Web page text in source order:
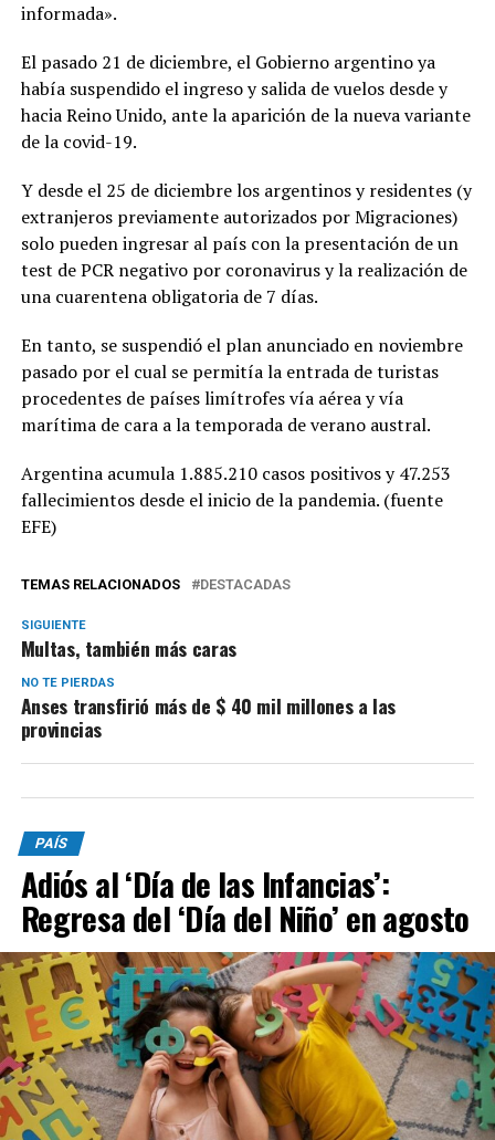
informada».
El pasado 21 de diciembre, el Gobierno argentino ya
había suspendido el ingreso y salida de vuelos desde y
hacia Reino Unido, ante la aparición de la nueva variante
de la covid-19.
Y desde el 25 de diciembre los argentinos y residentes (y
extranjeros previamente autorizados por Migraciones)
solo pueden ingresar al país con la presentación de un
test de PCR negativo por coronavirus y la realización de
una cuarentena obligatoria de 7 días.
En tanto, se suspendió el plan anunciado en noviembre
pasado por el cual se permitía la entrada de turistas
procedentes de países limítrofes vía aérea y vía
marítima de cara a la temporada de verano austral.
Argentina acumula 1.885.210 casos positivos y 47.253
fallecimientos desde el inicio de la pandemia. (fuente
EFE)
TEMAS RELACIONADOS DESTACADAS
SIGUIENTE
Multas, también más caras
NO TE PIERDAS
Anses transfirió más de $ 40 mil millones a las
provincias
PAÍS
Adiós al ‘Día de las Infancias’:
Regresa del ‘Día del Niño’ en agosto